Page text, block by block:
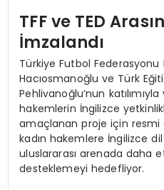
TFF ve TED
İmzalandı
Türkiye Futbol Federasyonu
Hacıosmanoğlu ve Türk
Pehlivanoğlu’nun
hakemlerin İngilizce
amaçlanan proje için resmi
kadın hakemlere İngilizce
uluslararası arenada daha
desteklemeyi hedefliyor.